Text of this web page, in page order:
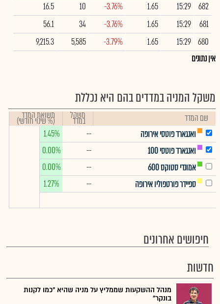
682
15:29
1.65
-3.76%
10
16.5
681
15:29
1.65
-3.76%
34
56.1
680
15:29
1.65
-3.79%
5,585
9,215.3
אין נתונים
משקל המניה במדדים בהם היא נכללת
שם המדד משקל
במדד תשואת המדד
(% שינוי חודשי)
ואנגארד פוטסי אירופה
--
1.45%
ואנגארד פוטסי 100
--
0.00%
אמונדי סטוקס 600
--
0.00%
ספיידר פורטפוליו אירופה
--
1.27%
חיפושים אחרונים
חדשות
מנהל ההשקעות שממליץ על מניה שהיא "כמו לקנות
בונקר"